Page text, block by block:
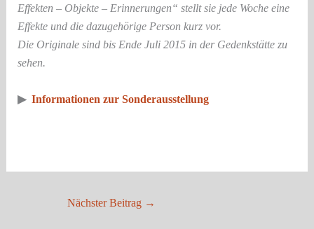
Effekten – Objekte – Erinnerungen“ stellt sie jede Woche eine
Effekte und die dazugehörige Person kurz vor.
Die Originale sind bis Ende Juli 2015 in der Gedenkstätte zu
sehen.
▶Informationen zur Sonderausstellung
Nächster Beitrag →